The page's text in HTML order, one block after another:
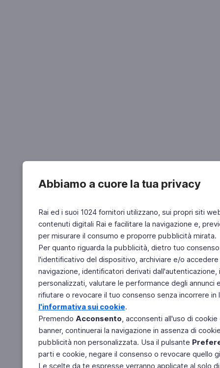
Abbiamo a cuore la tua privacy
Rai ed i suoi 1024 fornitori utilizzano, sui propri siti
contenuti digitali Rai e facilitare la navigazione e,
per misurare il consumo e proporre pubblicità mirata.
Per quanto riguarda la pubblicità, dietro tuo
l'identificativo del dispositivo, archiviare e/o
navigazione, identificatori derivati
personalizzati, valutare le performance degli
rifiutare o revocare il tuo consenso senza incorrere
l'informativa sui cookie.
Premendo Acconsento, acconsenti all'uso di
banner, continuerai la navigazione in assenza di
pubblicità non personalizzata. Usa il pulsante
parti e cookie, negare il consenso o revocare quello
Le scelte da te espresse verranno applicate al solo